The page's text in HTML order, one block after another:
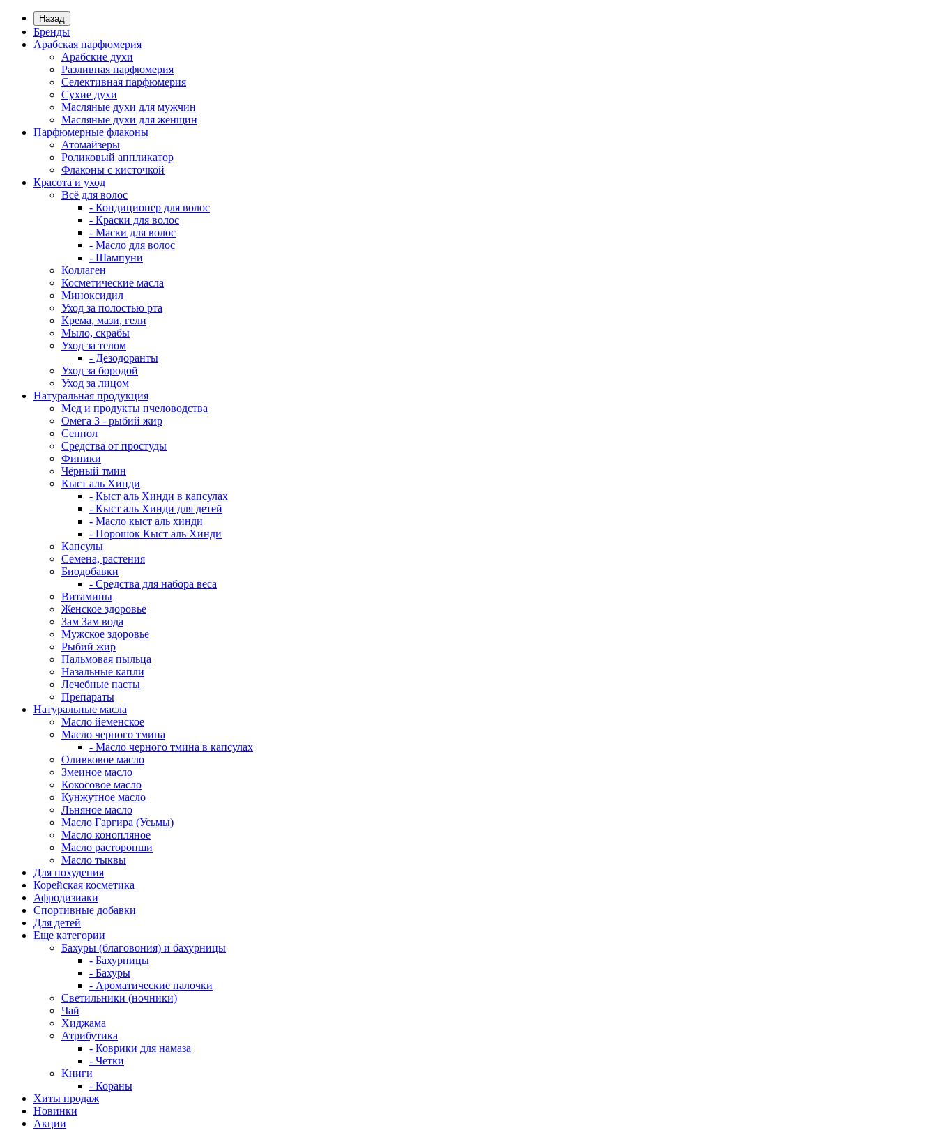
Назад
Бренды
Арабская парфюмерия
Арабские духи
Разливная парфюмерия
Селективная парфюмерия
Сухие духи
Масляные духи для мужчин
Масляные духи для женщин
Парфюмерные флаконы
Атомайзеры
Роликовый аппликатор
Флаконы с кисточкой
Красота и уход
Всё для волос
- Кондиционер для волос
- Краски для волос
- Маски для волос
- Масло для волос
- Шампуни
Коллаген
Косметические масла
Миноксидил
Уход за полостью рта
Крема, мази, гели
Мыло, скрабы
Уход за телом
- Дезодоранты
Уход за бородой
Уход за лицом
Натуральная продукция
Мед и продукты пчеловодства
Омега 3 - рыбий жир
Сеннол
Средства от простуды
Финики
Чёрный тмин
Кыст аль Хинди
- Кыст аль Хинди в капсулах
- Кыст аль Хинди для детей
- Масло кыст аль хинди
- Порошок Кыст аль Хинди
Капсулы
Семена, растения
Биодобавки
- Средства для набора веса
Витамины
Женское здоровье
Зам Зам вода
Мужское здоровье
Рыбий жир
Пальмовая пыльца
Назальные капли
Лечебные пасты
Препараты
Натуральные масла
Масло йеменское
Масло черного тмина
- Масло черного тмина в капсулах
Оливковое масло
Змеиное масло
Кокосовое масло
Кунжутное масло
Льняное масло
Масло Гаргира (Усьмы)
Масло конопляное
Масло расторопши
Масло тыквы
Для похудения
Корейская косметика
Афродизиаки
Спортивные добавки
Для детей
Еще категории
Бахуры (благовония) и бахурницы
- Бахурницы
- Бахуры
- Ароматические палочки
Светильники (ночники)
Чай
Хиджама
Атрибутика
- Коврики для намаза
- Четки
Книги
- Кораны
Хиты продаж
Новинки
Акции